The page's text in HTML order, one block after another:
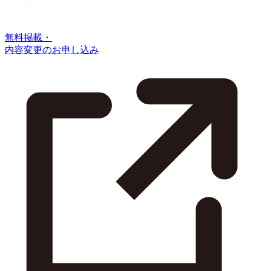
無料掲載・
内容変更のお申し込み